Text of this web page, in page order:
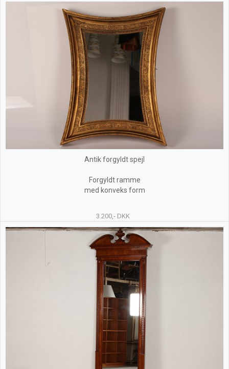
Antik forgyldt spejl
Forgyldt ramme
med konveks form
3.200,- DKK